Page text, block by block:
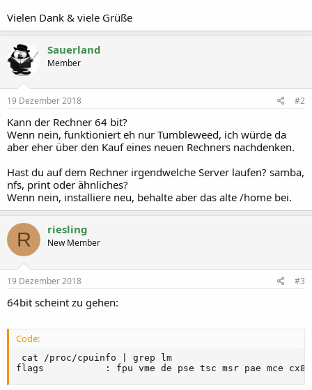
Vielen Dank & viele Grüße
Sauerland
Member
19 Dezember 2018 #2
Kann der Rechner 64 bit?
Wenn nein, funktioniert eh nur Tumbleweed, ich würde da
aber eher über den Kauf eines neuen Rechners nachdenken.
Hast du auf dem Rechner irgendwelche Server laufen? samba,
nfs, print oder ähnliches?
Wenn nein, installiere neu, behalte aber das alte /home bei.
R riesling
New Member
19 Dezember 2018 #3
64bit scheint zu gehen:
Code:
cat /proc/cpuinfo | grep lm
flags           : fpu vme de pse tsc msr pae mce cx8